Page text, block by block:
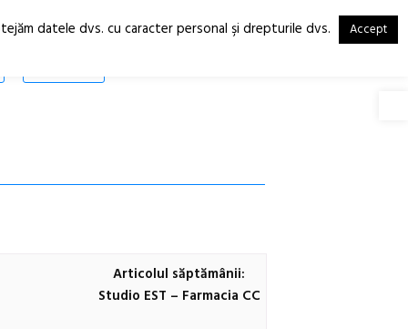
RO
EN
Articolul săptămânii:
Studio EST – Farmacia CC
datele dvs. cu caracter personal şi drepturile dvs. Accept